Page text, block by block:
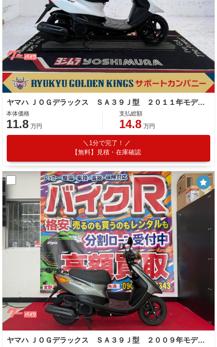
ヤマハ ＪＯＧデラックス ＳＡ３９Ｊ型 ２０１１年モデル リアキャリア センタースタンド
本体価格
11.8 万円
支払総額
14.8 万円
1分で完了！
【無料】見積・在庫確認
ヤマハ ＪＯＧデラックス ＳＡ３９Ｊ型 ２００９年モデル 油圧ブレーキ式 ノーマル車